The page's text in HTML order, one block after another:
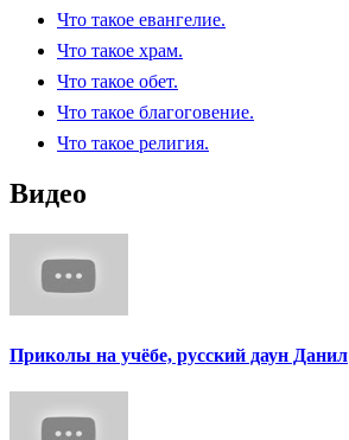
Что такое евангелие.
Что такое храм.
Что такое обет.
Что такое благоговение.
Что такое религия.
Видео
Приколы на учёбе, русский даун Данил